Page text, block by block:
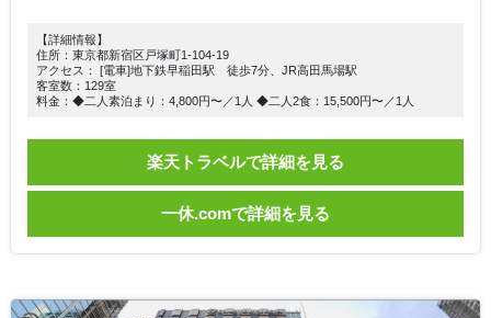
【詳細情報】
住所：東京都新宿区戸塚町1-104-19
アクセス： [電車]地下鉄早稲田駅 徒歩7分、JR高田馬場駅
客室数：129室
料金：◆二人素泊まり：4,800円〜／1人 ◆二人2食：15,500円〜／1人
楽天トラベルで詳細を見る
一休.comで詳細を見る